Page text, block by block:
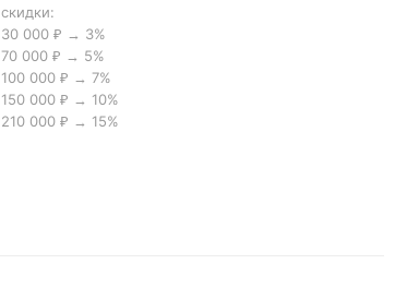
скидки:
30 000 ₽ → 3%
70 000 ₽ → 5%
100 000 ₽ → 7%
150 000 ₽ → 10%
210 000 ₽ → 15%